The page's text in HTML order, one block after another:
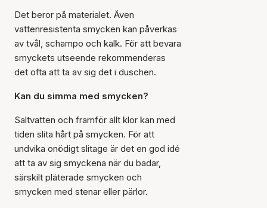
Det beror på materialet. Även
vattenresistenta smycken kan påverkas
av tvål, schampo och kalk. För att bevara
smyckets utseende rekommenderas
det ofta att ta av sig det i duschen.
Kan du simma med smycken?
Saltvatten och framför allt klor kan med
tiden slita hårt på smycken. För att
undvika onödigt slitage är det en god idé
att ta av sig smyckena när du badar,
särskilt pläterade smycken och
smycken med stenar eller pärlor.